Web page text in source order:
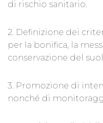
di rischio sanitario.
2. Definizione dei
per la bonifica, la
conservazione del
3. Promozione di
nonché di